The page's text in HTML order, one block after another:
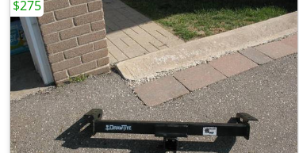
$275